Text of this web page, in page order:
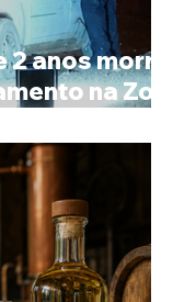
anos morre
na Zona